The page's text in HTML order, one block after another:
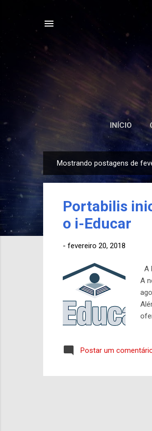
INÍCIO
o
Mostrando postagens de
Portabilis
o i-Educar
- fevereiro 20, 2018
A
A
Postar um